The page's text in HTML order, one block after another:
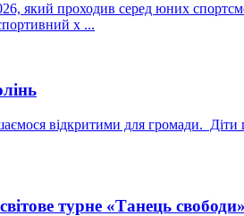
який проходив серед юних
х ...
відкритими для громади. Діти
турне «Танець